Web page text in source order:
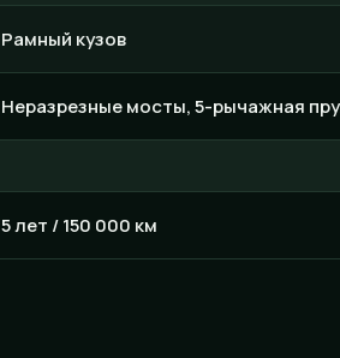
Рамный кузов
Неразрезные мосты, 5-рычажная
5 лет / 150 000 км